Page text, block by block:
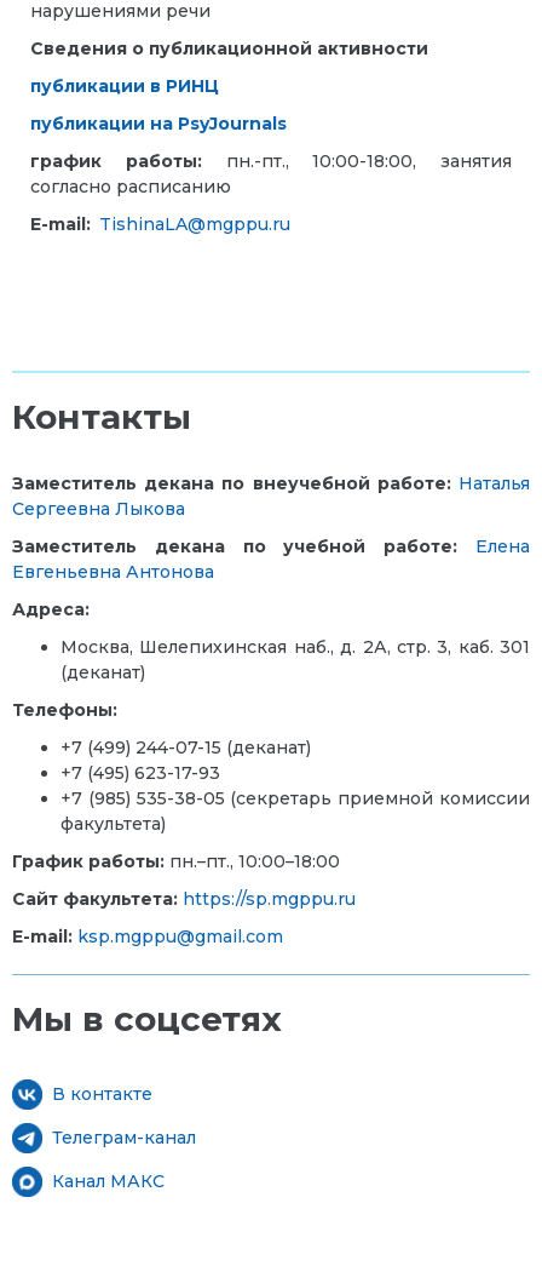
нарушениями речи
Сведения о публикационной активности
публикации в РИНЦ
публикации на PsyJournals
график работы:пн.-пт., 10:00-18:00, занятия
согласно расписанию
E-mail: TishinaLA@mgppu.ru
Контакты
Заместитель декана по внеучебной работе: Наталья
Сергеевна Лыкова
Заместитель декана по учебной работе: Елена
Евгеньевна Антонова
Адреса:
Москва, Шелепихинская наб., д. 2А, стр. 3, каб. 301
(деканат)
Телефоны:
+7 (499) 244-07-15 (деканат)
+7 (495) 623-17-93
+7 (985) 535-38-05 (секретарь приемной комиссии
факультета)
График работы: пн.–пт., 10:00–18:00
Сайт факультета: https://sp.mgppu.ru
E-mail: ksp.mgppu@gmail.com
Мы в соцсетях
В контакте
Телеграм-канал
Канал МАКС